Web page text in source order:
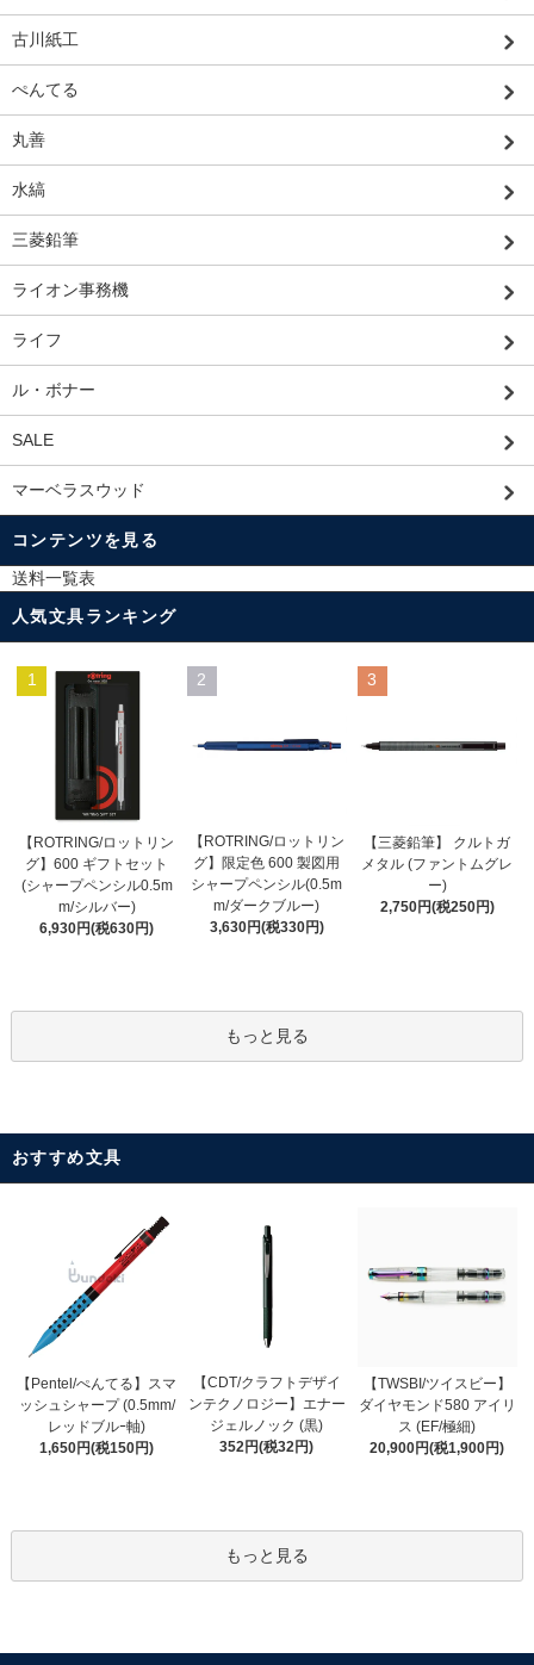
古川紙工
ぺんてる
丸善
水縞
三菱鉛筆
ライオン事務機
ライフ
ル・ボナー
SALE
マーベラスウッド
コンテンツを見る
送料一覧表
人気文具ランキング
1
【ROTRING/ロットリン
グ】600 ギフトセット
(シャープペンシル0.5m
m/シルバー)
6,930円(税630円)
2
【ROTRING/ロットリン
グ】限定色 600 製図用
シャープペンシル(0.5m
m/ダークブルー)
3,630円(税330円)
3
【三菱鉛筆】 クルトガ
メタル (ファントムグレ
ー)
2,750円(税250円)
もっと見る
おすすめ文具
【Pentel/ぺんてる】スマ
ッシュシャープ (0.5mm/
レッドブルｰ軸)
1,650円(税150円)
【CDT/クラフトデザイ
ンテクノロジー】エナー
ジェルノック (黒)
352円(税32円)
【TWSBI/ツイスビー】
ダイヤモンド580 アイリ
ス (EF/極細)
20,900円(税1,900円)
もっと見る